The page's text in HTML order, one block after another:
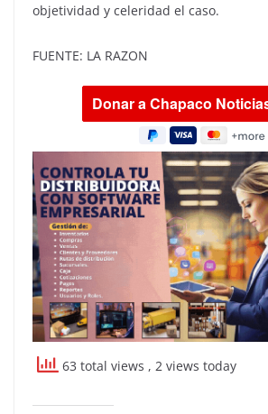
objetividad y celeridad el caso.
FUENTE: LA RAZON
63 total views , 2 views today